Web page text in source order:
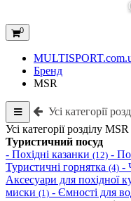
0
Бренд
MSR
Усі категорії
Усі категорії розділу MSR
Туристичний посуд
- Похідні казанки (12) -
Туристичні горнятка (4) -
Аксесуари для похідної
миски (1) - Ємності для